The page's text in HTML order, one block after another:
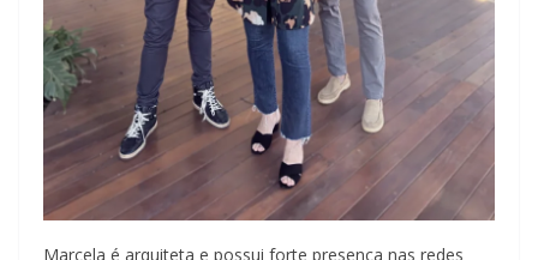
Marcela é arquiteta e possui forte presença nas redes